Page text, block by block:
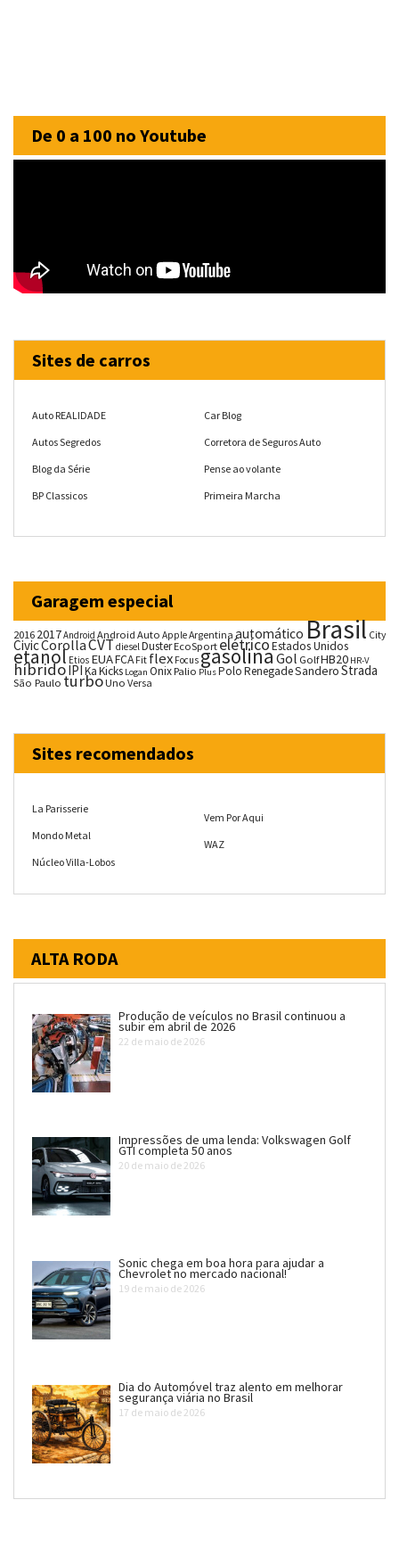
De 0 a 100 no Youtube
Sites de carros
Auto REALIDADE
Autos Segredos
Blog da Série
BP Classicos
Car Blog
Corretora de Seguros Auto
Pense ao volante
Primeira Marcha
Garagem especial
20162017Android Android Auto AppleArgentina automáticoBrasil City
CivicCorollaCVTdieselDusterEcoSportelétricoEstados Unidos
etanol Etios EUAFCA Fit flex FocusgasolinaGol GolfHB20 HR-V
híbridoIPIKaKicks Logan OnixPalio PlusPoloRenegadeSanderoStrada
São Paulo turboUno Versa
Sites recomendados
La Parisserie
Mondo Metal
Núcleo Villa-Lobos
Vem Por Aqui
WAZ
ALTA RODA
Produção de veículos no Brasil continuou a
subir em abril de 2026
22 de maio de 2026
Impressões de uma lenda: Volkswagen Golf
GTI completa 50 anos
20 de maio de 2026
Sonic chega em boa hora para ajudar a
Chevrolet no mercado nacional!
19 de maio de 2026
Dia do Automóvel traz alento em melhorar
segurança viária no Brasil
17 de maio de 2026